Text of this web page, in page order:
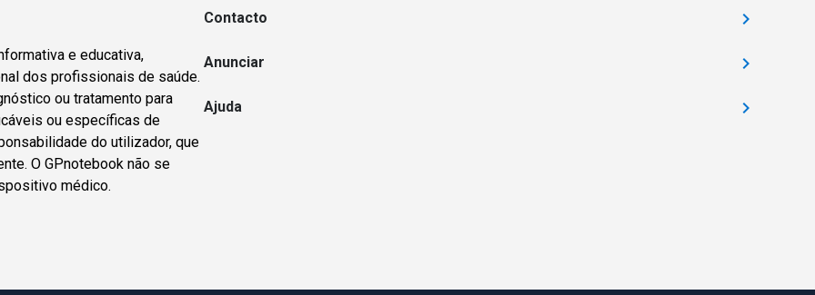
e educativa,
dos profissionais de saúde.
ou tratamento para
ou específicas de
do utilizador, que
O GPnotebook não se
médico.
Contacto
Anunciar
Ajuda